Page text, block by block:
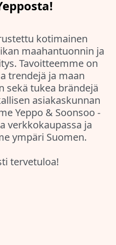
kotimainen
maahantuonnin ja
Tavoitteemme on
trendejä ja maan
sekä tukea brändejä
asiakaskunnan
Yeppo & Soonsoo -
verkkokaupassa ja
ympäri Suomen.
tervetuloa!